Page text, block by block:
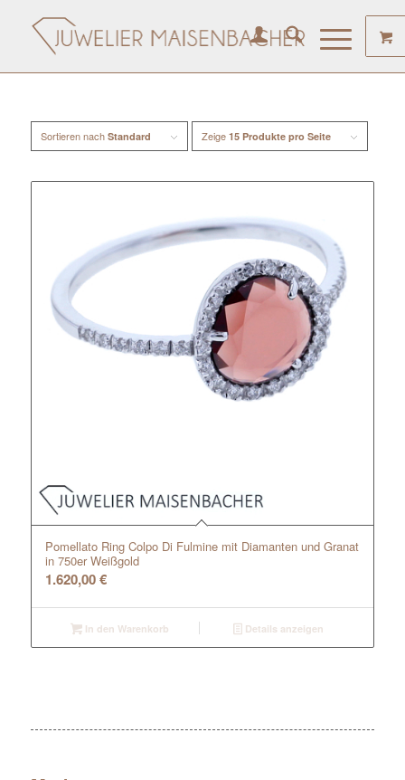
Sortieren nach Standard Zeige 15 Produkte pro Seite
Pomellato Ring Colpo Di Fulmine mit Diamanten und Granat
in 750er Weißgold
1.620,00€
In den Warenkorb Details anzeigen